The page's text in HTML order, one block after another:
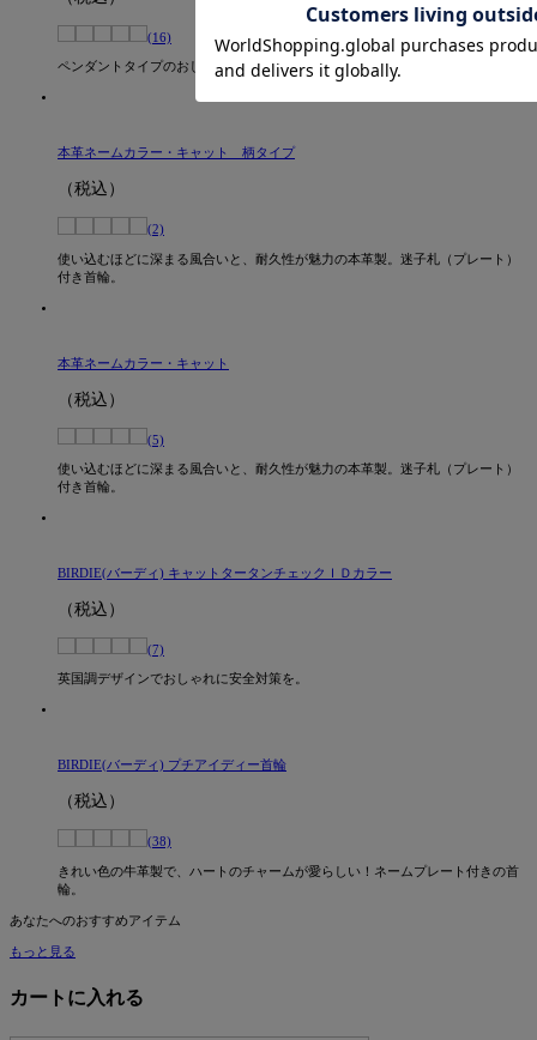
(16)
ペンダントタイプのおしゃれな迷子札。
本革ネームカラー・キャット 柄タイプ
（税込）
(2)
使い込むほどに深まる風合いと、耐久性が魅力の本革製。迷子札（プレート）
付き首輪。
本革ネームカラー・キャット
（税込）
(5)
使い込むほどに深まる風合いと、耐久性が魅力の本革製。迷子札（プレート）
付き首輪。
BIRDIE(バーディ) キャットタータンチェックＩＤカラー
（税込）
(7)
英国調デザインでおしゃれに安全対策を。
BIRDIE(バーディ) プチアイディー首輪
（税込）
(38)
きれい色の牛革製で、ハートのチャームが愛らしい！ネームプレート付きの首
輪。
あなたへのおすすめアイテム
もっと見る
カートに入れる